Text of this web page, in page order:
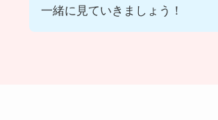
一緒に見ていきましょう！